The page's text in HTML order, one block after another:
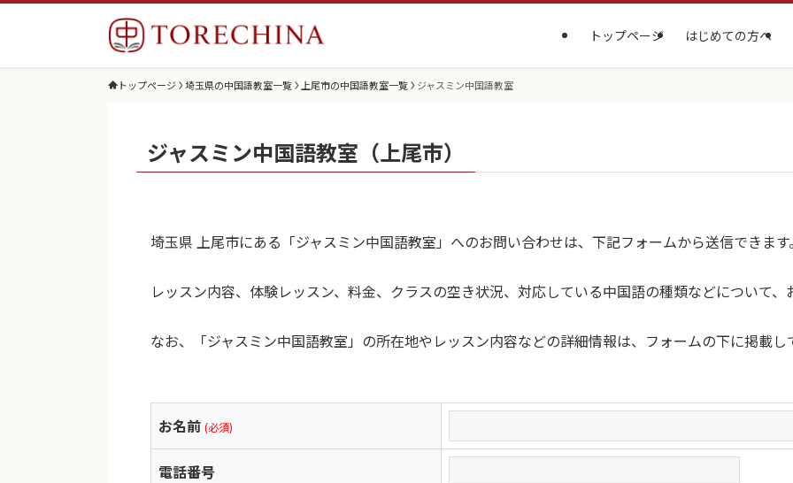
トップページ はじめての方へ
トップページ 埼玉県の中国語教室一覧 上尾市の中国語教室一覧 ジャスミン中国語教室
ジャスミン中国語教室（上尾市）
埼玉県 上尾市にある「ジャスミン中国語教室」へのお問い合わせは、下記フォームから送信できます
レッスン内容、体験レッスン、料金、クラスの空き状況、対応している中国語の種類などについて
なお、「ジャスミン中国語教室」の所在地やレッスン内容などの詳細情報は、フォームの下に掲載し
お名前 (必須)
電話番号